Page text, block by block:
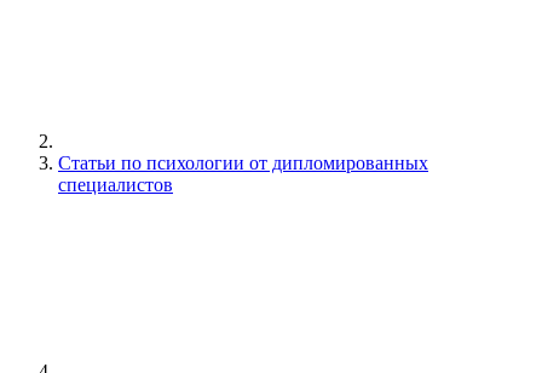
Статьи по психологии от дипломированных
специалистов